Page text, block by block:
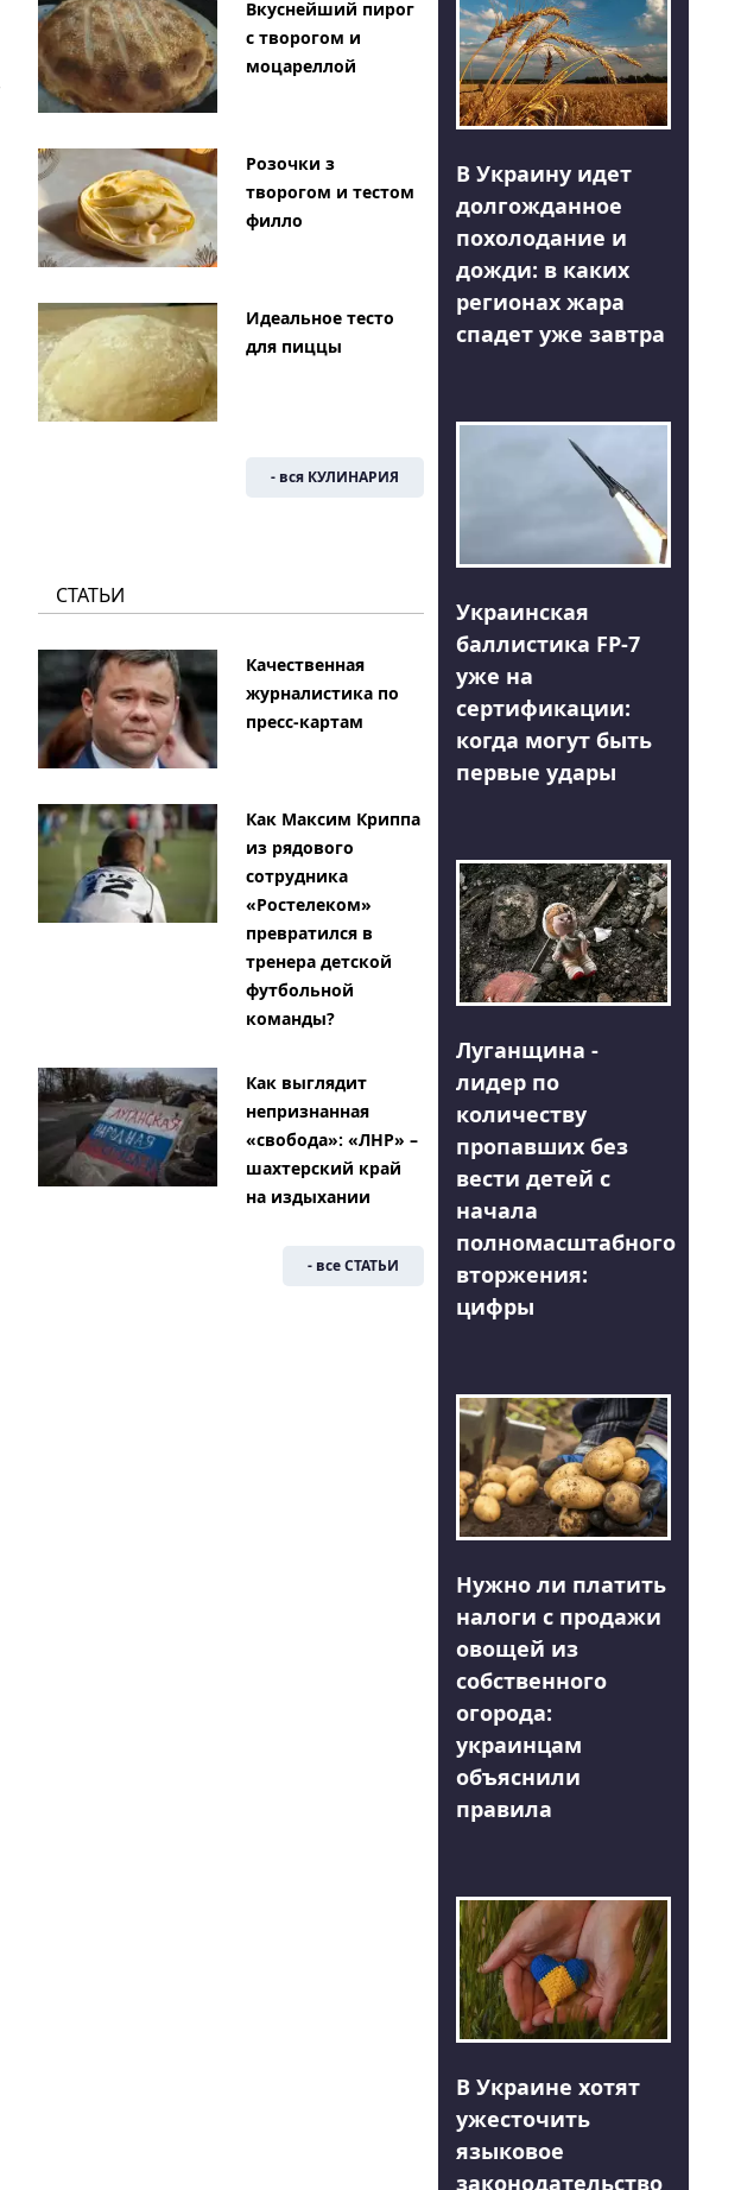
Вкуснейший пирог
с творогом и
моцареллой
Розочки з
творогом и тестом
филло
Идеальное тесто
для пиццы
- вся КУЛИНАРИЯ
СТАТЬИ
Качественная
журналистика по
пресс-картам
Как Максим Криппа
из рядового
сотрудника
«Ростелеком»
превратился в
тренера детской
футбольной
команды?
Как выглядит
непризнанная
«свобода»: «ЛНР» –
шахтерский край
на издыхании
- все СТАТЬИ
В Украину идет
долгожданное
похолодание и
дожди: в каких
регионах жара
спадет уже завтра
Украинская
баллистика FP-7
уже на
сертификации:
когда могут быть
первые удары
Луганщина -
лидер по
количеству
пропавших без
вести детей с
начала
полномасштабного
вторжения:
цифры
Нужно ли платить
налоги с продажи
овощей из
собственного
огорода:
украинцам
объяснили
правила
В Украине хотят
ужесточить
языковое
законодательство